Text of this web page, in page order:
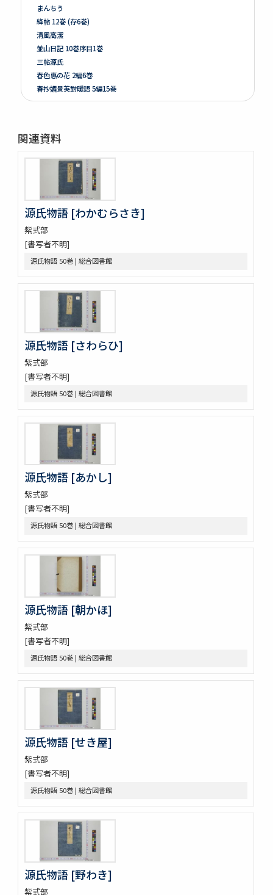
まんちう
絳帖 12巻 (存6巻)
清風高潔
並山日記 10巻序目1巻
三帖源氏
春色惠の花 2編6巻
春抄媚景英對暖語 5編15巻
梅暦餘興春色辰巳園 4編12巻
竒品家雅見 3巻附録1巻
好色一代女 6巻
新うす雪物語 5巻
新撰卅六貝倭謌
好色春画本目録
春画好色本目録
禮書 150巻 (存9巻)
塵劫記 3巻 (存1巻)
東海道綱目分間之圖 5巻
屋外乃萩 ; 稲種考
言靈初傳目録
蘿鬘 3巻
玉襷添紐下解
玉襷添紐
音義本末圖
玉鉾百首
音義本末考
槙のいた屋
詞八衢捷徑詞玉緒統括辭玉襷
改正玉襷添紐
玉襷添紐下解
助辭音義考
言靈顕證圖
助辭音義考
古今集類辭 2巻
甲府新聞
論語 10巻
曽我物語 12巻
倭名類聚鈔 20巻
令義解 10巻
論語 10巻
立齋先生標題觧註音釋十八史畧 7巻
元亨釋書 30巻
倭玉篇 3巻
論語 10巻
大學
中庸 1巻坿補音釋1巻
周易 9巻坿略例 2巻
塵添壒囊鈔 20巻
伊㔟 2巻
日本書紀抄 3巻
二十四孝
略要抄 3巻
倭玉篇 3巻 (存1巻)
唐三體詩註 3巻首1巻
萬葉集 20巻
新編排韻増廣事類氏族大全 10巻 (存1巻)
文選 60巻目録1巻
重刋貞和類聚祖苑聯芳集 10巻
大諸禮集 17巻
関連資料
源氏物語 [わかむらさき]
紫式部
[書写者不明]
源氏物語 50巻 | 総合図書館
源氏物語 [さわらひ]
紫式部
[書写者不明]
源氏物語 50巻 | 総合図書館
源氏物語 [あかし]
紫式部
[書写者不明]
源氏物語 50巻 | 総合図書館
源氏物語 [朝かほ]
紫式部
[書写者不明]
源氏物語 50巻 | 総合図書館
源氏物語 [せき屋]
紫式部
[書写者不明]
源氏物語 50巻 | 総合図書館
源氏物語 [野わき]
紫式部